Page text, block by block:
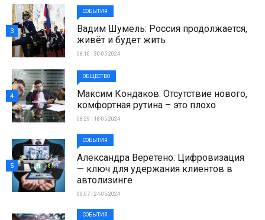
СОБЫТИЯ
Вадим Шумель: Россия продолжается,
живёт и будет жить
08:16 | 30-05-2024
3
ОБЩЕСТВО
Максим Кондаков: Отсутствие нового,
комфортная рутина – это плохо
08:29 | 18-05-2024
4
СОБЫТИЯ
Александра Веретено: Цифровизация
— ключ для удержания клиентов в
автолизинге
09:07 | 24-05-2024
5
СОБЫТИЯ